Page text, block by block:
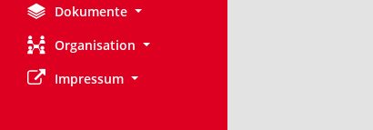
Dokumente
Organisation
Impressum